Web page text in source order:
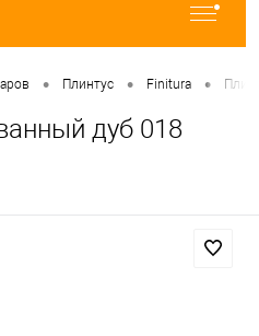
• Плинтус • Finitura •
дуб 018